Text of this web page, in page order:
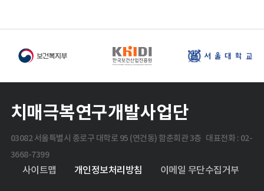
치매극복연구개발사업단
03082 서울특별시 종로구 대학로 95 (연건동) 함춘회관 3층 대표전화 : 02-
3668-7399
사이트맵 개인정보처리방침 이메일 무단수집거부